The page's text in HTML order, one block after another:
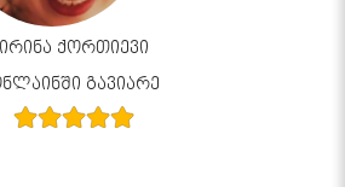
ირინა ქორთიევი
გავიარე